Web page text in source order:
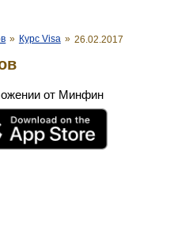
» Курс Visa » 26.02.2017
от Минфин